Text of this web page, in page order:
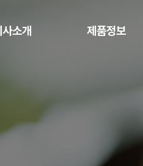
소개
인사말
제품정보
Infra Software